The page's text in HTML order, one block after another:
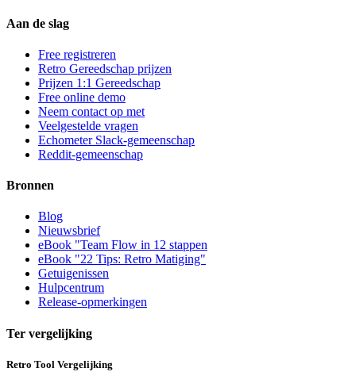
Aan de slag
Free registreren
Retro Gereedschap prijzen
Prijzen 1:1 Gereedschap
Free online demo
Neem contact op met
Veelgestelde vragen
Echometer Slack-gemeenschap
Reddit-gemeenschap
Bronnen
Blog
Nieuwsbrief
eBook "Team Flow in 12 stappen
eBook "22 Tips: Retro Matiging"
Getuigenissen
Hulpcentrum
Release-opmerkingen
Ter vergelijking
Retro Tool Vergelijking